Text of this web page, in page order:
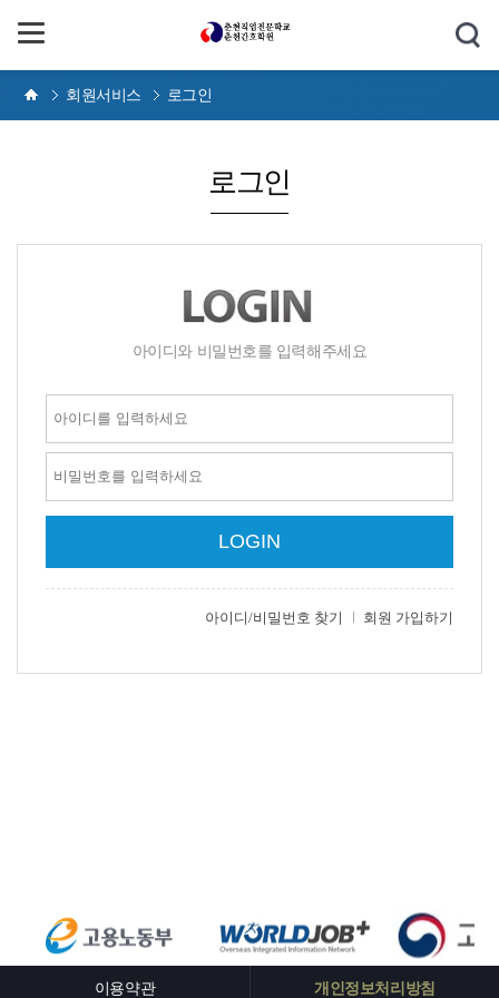
회원서비스 로그인
로그인
아이디와 비밀번호를 입력해주세요
이용약관 개인정보처리방침